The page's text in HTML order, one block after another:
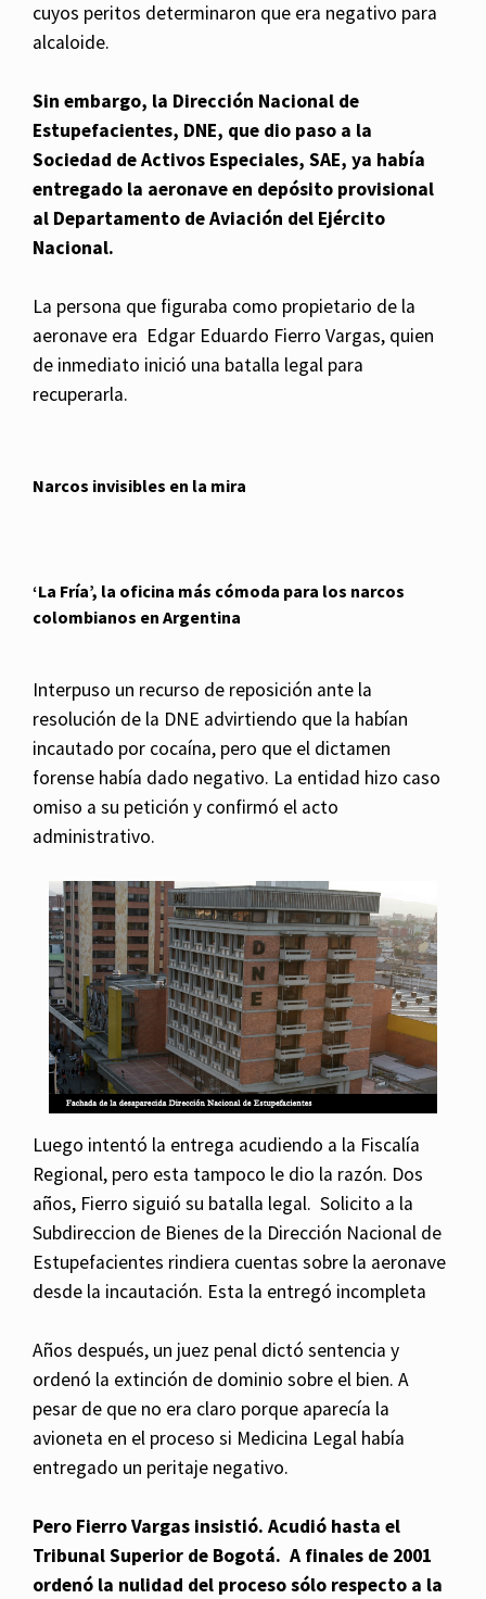
cuyos peritos determinaron que era negativo para
alcaloide.
Sin embargo, la Dirección Nacional de
Estupefacientes, DNE, que dio paso a la
Sociedad de Activos Especiales, SAE, ya había
entregado la aeronave en depósito provisional
al Departamento de Aviación del Ejército
Nacional.
La persona que figuraba como propietario de la
aeronave era Edgar Eduardo Fierro Vargas, quien
de inmediato inició una batalla legal para
recuperarla.
Narcos invisibles en la mira
‘La Fría’, la oficina más cómoda para los narcos
colombianos en Argentina
Interpuso un recurso de reposición ante la
resolución de la DNE advirtiendo que la habían
incautado por cocaína, pero que el dictamen
forense había dado negativo. La entidad hizo caso
omiso a su petición y confirmó el acto
administrativo.
Luego intentó la entrega acudiendo a la Fiscalía
Regional, pero esta tampoco le dio la razón. Dos
años, Fierro siguió su batalla legal. Solicito a la
Subdireccion de Bienes de la Dirección Nacional de
Estupefacientes rindiera cuentas sobre la aeronave
desde la incautación. Esta la entregó incompleta
Años después, un juez penal dictó sentencia y
ordenó la extinción de dominio sobre el bien. A
pesar de que no era claro porque aparecía la
avioneta en el proceso si Medicina Legal había
entregado un peritaje negativo.
Pero Fierro Vargas insistió. Acudió hasta el
Tribunal Superior de Bogotá. A finales de 2001
ordenó la nulidad del proceso sólo respecto a la